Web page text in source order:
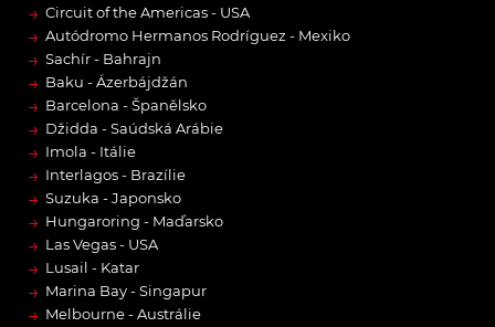
→ Circuit of the Americas - USA
→ Autódromo Hermanos Rodríguez - Mexiko
→ Sachír - Bahrajn
→ Baku - Ázerbájdžán
→ Barcelona - Španělsko
→ Džidda - Saúdská Arábie
→ Imola - Itálie
→ Interlagos - Brazílie
→ Suzuka - Japonsko
→ Hungaroring - Maďarsko
→ Las Vegas - USA
→ Lusail - Katar
→ Marina Bay - Singapur
→ Melbourne - Austrálie